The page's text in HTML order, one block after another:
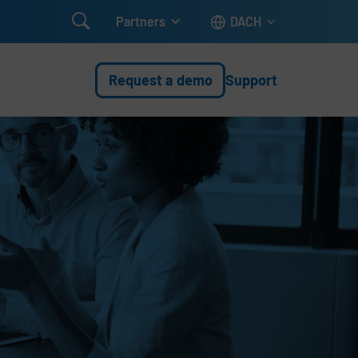
 Partners DACH
Request a demo Support